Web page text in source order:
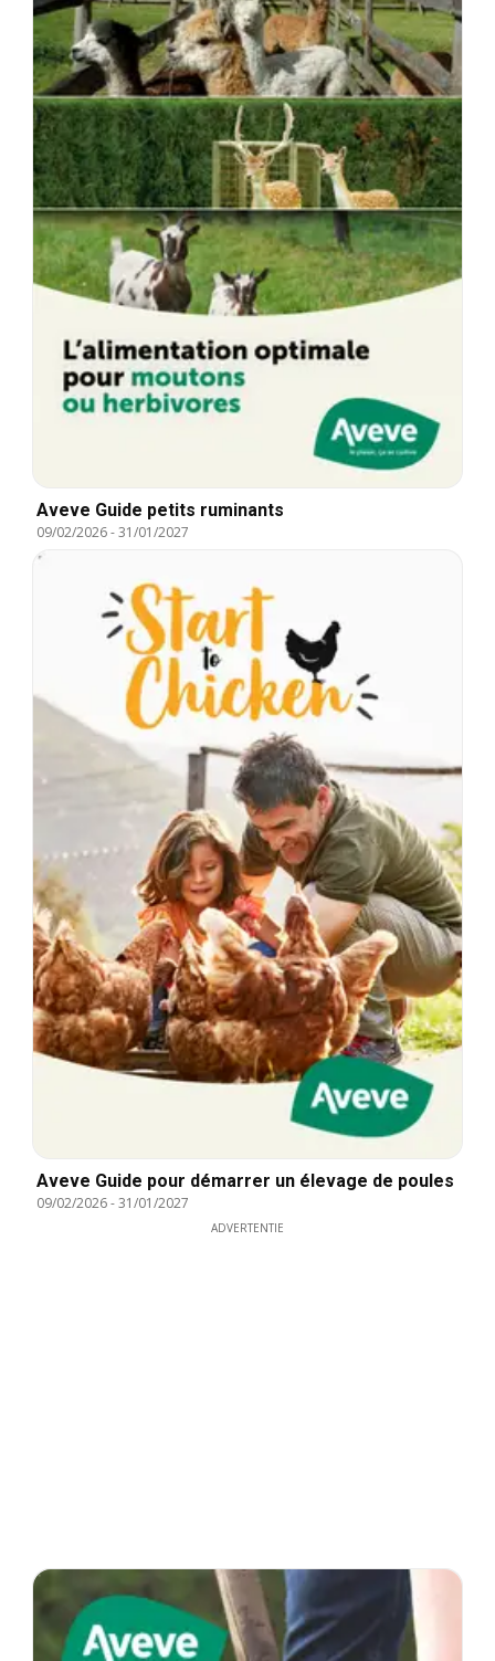
Aveve Guide petits ruminants
09/02/2026-31/01/2027
Aveve Guide pour démarrer un élevage de poules
09/02/2026-31/01/2027
ADVERTENTIE